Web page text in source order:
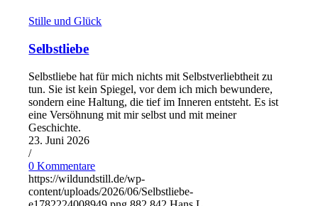
Stille und Glück
Selbstliebe
Selbstliebe hat für mich nichts mit Selbstverliebtheit zu
tun. Sie ist kein Spiegel, vor dem ich mich bewundere,
sondern eine Haltung, die tief im Inneren entsteht. Es ist
eine Versöhnung mit mir selbst und mit meiner
Geschichte.
23. Juni 2026
/
0 Kommentare
https://wildundstill.de/wp-
content/uploads/2026/06/Selbstliebe-